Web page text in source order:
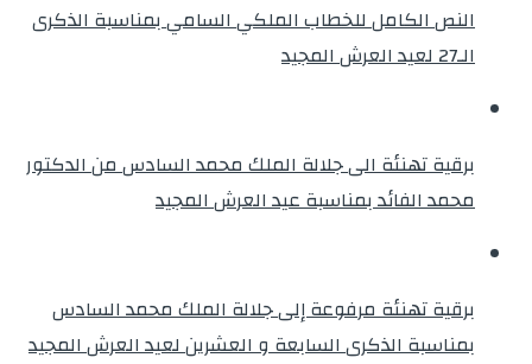
النص الكامل للخطاب الملكي السامي بمناسبة الذكرى
الـ27 لعيد العرش المجيد
برقية تهنئة الى جلالة الملك محمد السادس من الدكتور
محمد الفائد بمناسبة عيد العرش المجيد
برقية تهنئة مرفوعة إلى جلالة الملك محمد السادس
بمناسبة الذكرى السابعة و العشرين لعيد العرش المجيد